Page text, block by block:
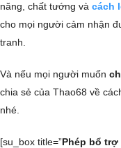
năng, chất tướng và cách
cho mọi người cảm nhận
tranh.
Và nếu mọi người muốn
chia sẻ của Thao68 về
nhé.
[su_box title=”Phép bổ trợ